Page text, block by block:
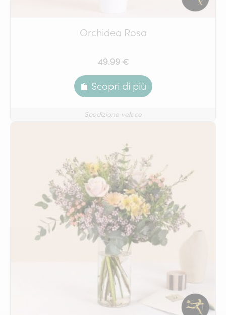
Orchidea Rosa
49.99 €
Scopri di più
Spedizione veloce